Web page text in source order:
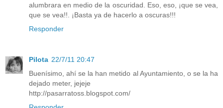
alumbrara en medio de la oscuridad. Eso, eso, ¡que se vea,
que se vea!!. ¡Basta ya de hacerlo a oscuras!!!
Responder
Pilota 22/7/11 20:47
Buenísimo, ahí se la han metido al Ayuntamiento, o se la ha
dejado meter, jejeje
http://pasarratoss.blogspot.com/